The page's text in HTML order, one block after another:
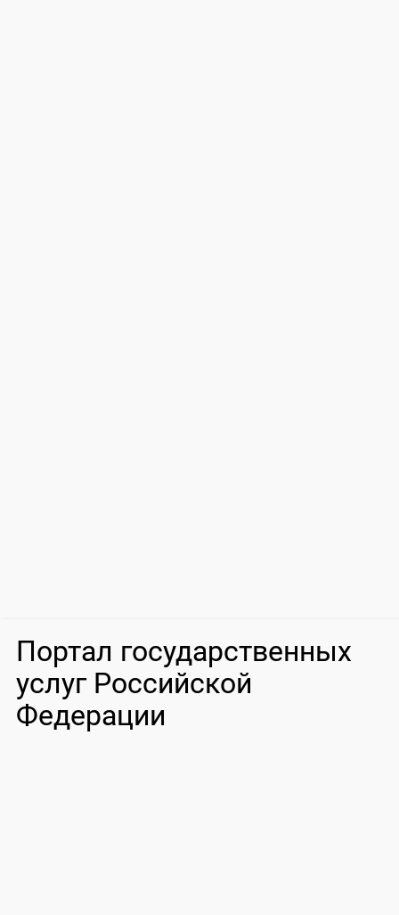
Портал государственных
услуг Российской
Федерации